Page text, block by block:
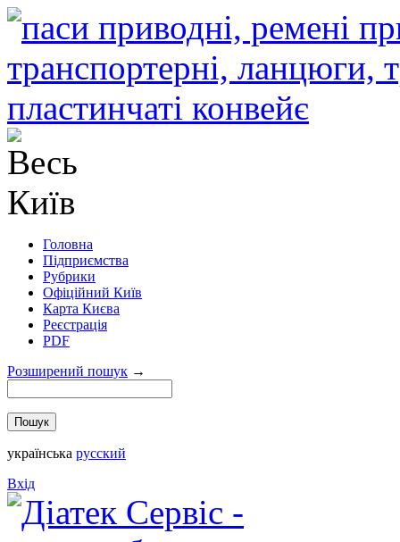
Головна
Підприємства
Рубрики
Офіційний Київ
Карта Києва
Реєстрація
PDF
Розширений пошук →
українська русский
Вхід